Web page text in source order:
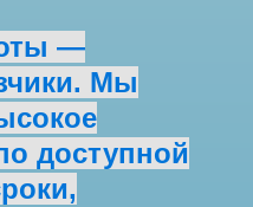
—
Мы
доступной